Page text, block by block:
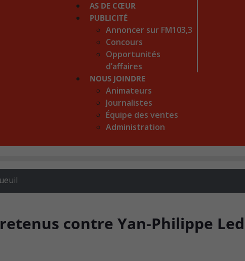
AS DE CŒUR
PUBLICITÉ
Annoncer sur FM103,3
Concours
Opportunités
d’affaires
NOUS JOINDRE
Animateurs
Journalistes
Équipe des ventes
Administration
contre Yan-Philippe